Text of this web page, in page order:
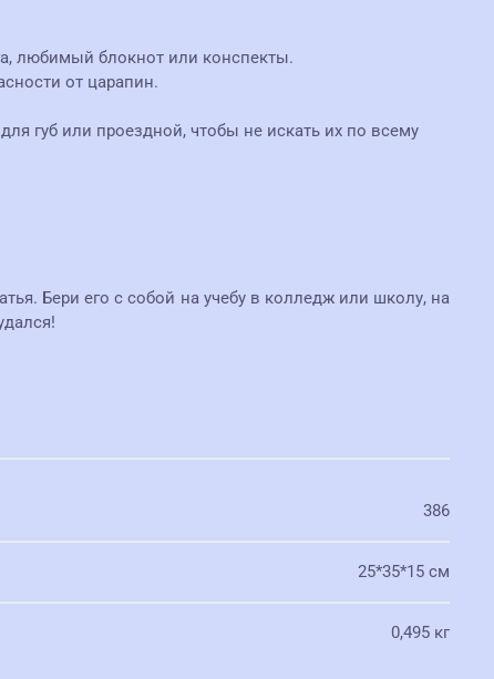
любимый блокнот или конспекты.
от царапин.
губ или проездной, чтобы не искать их по всему
Бери его с собой на учебу в колледж или школу, на
386
25*35*15 см
0,495 кг